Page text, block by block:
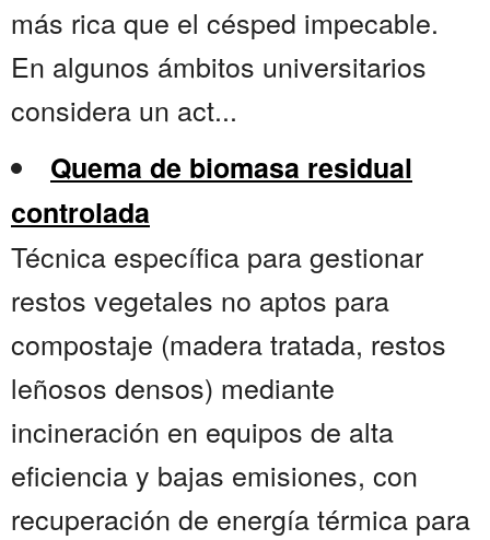
más rica que el césped impecable.
En algunos ámbitos universitarios
considera un act...
Quema de biomasa residual
controlada
Técnica específica para gestionar
restos vegetales no aptos para
compostaje (madera tratada, restos
leñosos densos) mediante
incineración en equipos de alta
eficiencia y bajas emisiones, con
recuperación de energía térmica para